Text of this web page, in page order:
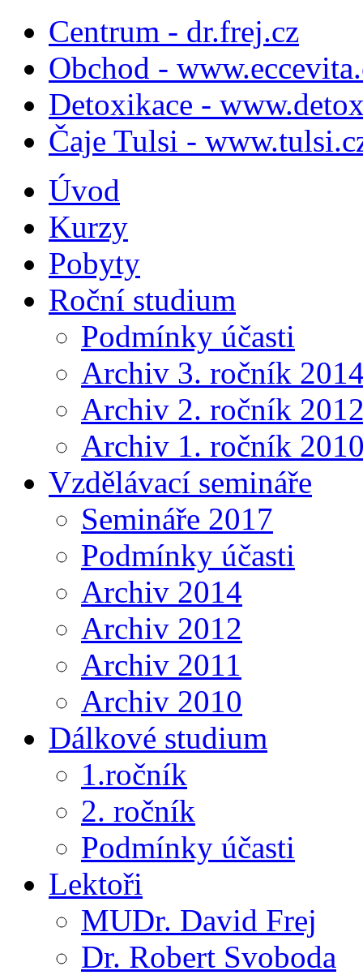
Centrum - dr.frej.cz
Obchod -
Detoxikace -
Čaje Tulsi -
Úvod
Kurzy
Pobyty
Roční studium
Podmínky účasti
Archiv 3. ročník
Archiv 2. ročník
Archiv 1. ročník
Vzdělávací semináře
Semináře 2017
Podmínky účasti
Archiv 2014
Archiv 2012
Archiv 2011
Archiv 2010
Dálkové studium
1.ročník
2. ročník
Podmínky účasti
Lektoři
MUDr. David Frej
Dr. Robert Svoboda